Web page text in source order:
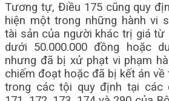
Tương tự, Điều 175 cũng quy
hiện một trong những hành vi
tài sản của người khác trị giá từ
dưới 50.000.000 đồng hoặc
nhưng đã bị xử phạt vi phạm
chiếm đoạt hoặc đã bị kết án
trong các tội quy định tại các